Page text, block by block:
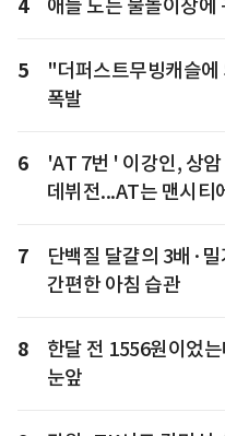
4 애들 노는 물놀이장에
5
"더퍼스트무빙캐슬
폭발
6
'AT 7번 ' 이강인, 상
데뷔전...AT는 맨시티
7
단백질 달걀의 3배·
간편한 아침 습관
8
한달 전 1556원이었
눈앞